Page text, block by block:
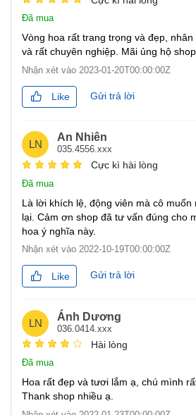
Đã mua
Vòng hoa rất trang trọng và đẹp,
và rất chuyên nghiệp. Mãi ủng hộ shop
Nhận xét vào 2023-01-20T00:00:00Z
Like Gửi trả lời
LN
An Nhiên
035.4556.xxx
Cực kì hài lòng
Đã mua
Là lời khích lệ, động viên mà cô
lại. Cảm ơn shop đã tư vấn đúng cho
hoa ý nghĩa này.
Nhận xét vào 2022-10-19T00:00:00Z
Like Gửi trả lời
LN
Ánh Dương
036.0414.xxx
Hài lòng
Đã mua
Hoa rất đẹp và tươi lắm ạ, chú mình
Thank shop nhiều ạ.